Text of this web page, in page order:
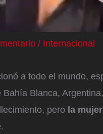
/ Internacional
a todo el mundo,
Blanca,
pero la